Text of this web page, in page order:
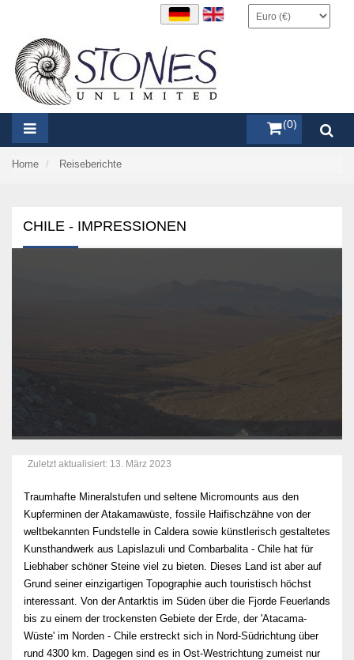
items (0)
Home Reiseberichte
CHILE - IMPRESSIONEN
Zuletzt aktualisiert: 13. März 2023
Traumhafte Mineralstufen und seltene Micromounts aus den
Kupferminen der Atakamawüste, fossile Haifischzähne von der
weltbekannten Fundstelle in Caldera sowie künstlerisch gestaltetes
Kunsthandwerk aus Lapislazuli und Combarbalita - Chile hat für
Liebhaber schöner Steine viel zu bieten. Dieses Land ist aber auf
Grund seiner einzigartigen Topographie auch touristisch höchst
interessant. Von der Antarktis im Süden über die Fjorde Feuerlands
bis zu einem der trockensten Gebiete der Erde, der 'Atacama-
Wüste' im Norden - Chile erstreckt sich in Nord-Südrichtung über
rund 4300 km. Dagegen sind es in Ost-Westrichtung zumeist nur